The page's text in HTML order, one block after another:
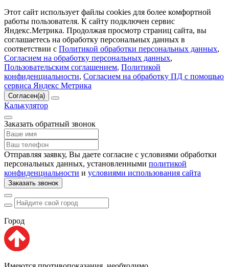
Этот сайт использует файлы cookies для более комфортной
работы пользователя. К сайту подключен сервис
Яндекс.Метрика. Продолжая просмотр страниц сайта, вы
соглашаетесь на обработку персональных данных в
соответствии с Политикой обработки персональных данных,
Согласием на обработку персональных данных,
Пользовательским соглашением, Политикой
конфиденциальности, Согласием на обработку ПД с помощью
сервиса Яндекс Метрика
Согласен(а)
Калькулятор
Заказать обратный звонок
Отправляя заявку, Вы даете согласие с условиями обработки
персональных данных, установленными политикой
конфиденциальности и условиями использования сайта
Заказать звонок
Город